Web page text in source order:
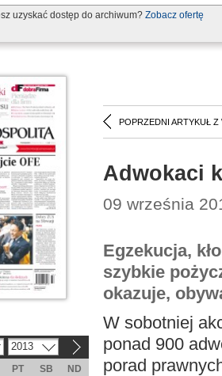
uzyskać dostęp do archiwum? Zobacz ofertę
POPRZEDNI ARTYKUŁ Z
Adwokaci
09 września
Egzekucja,
szybkie
okazuje,
W sobotniej
ponad 900
porad
2013
PT SB
ND